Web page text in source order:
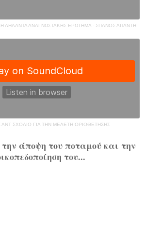
ΛΗΛΑΝΤΑ ΑΝΑΓΝΩΣΤΑΚΗΣ ΕΡΩΤΗΜΑ - ΣΠΑΝΟΣ ΑΠΑΝΤΗ
ΑΝΤ ΣΧΟΛΙΟ ΓΙΑ ΤΗΝ ΜΕΛΕΤΗ ΟΡΙΟΘΕΤΗΣΗΣ
άποψη του ποταμού και την
του...